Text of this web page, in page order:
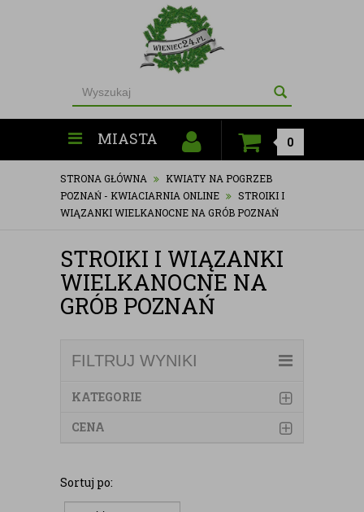
MIASTA 0
STRONA GŁÓWNA
KWIATY NA POGRZEB
POZNAŃ - KWIACIARNIA ONLINE
STROIKI I
WIĄZANKI WIELKANOCNE NA GRÓB POZNAŃ
STROIKI I WIĄZANKI
WIELKANOCNE NA
GRÓB POZNAŃ
FILTRUJ WYNIKI
KATEGORIE
CENA
Sortuj po: